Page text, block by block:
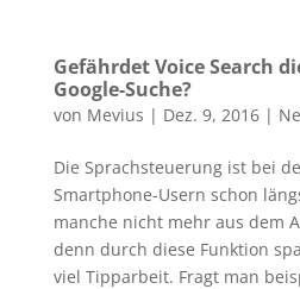
Gefährdet Voice Search
Google-Suche?
von Mevius | Dez. 9, 2016|
Die Sprachsteuerung ist bei
Smartphone-Usern schon
manche nicht mehr aus dem
denn durch diese Funktion
viel Tipparbeit. Fragt man